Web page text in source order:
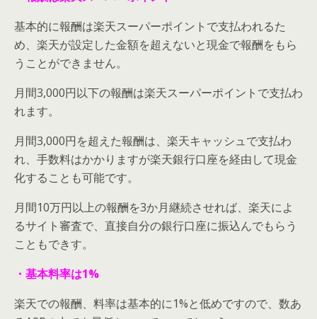
基本的に報酬は楽天スーパーポイントで支払われるた
め、楽天が設定した金額を超えないと現金で報酬をもら
うことができません。
月間3,000円以下の報酬は楽天スーパーポイントで支払わ
れます。
月間3,000円を超えた報酬は、楽天キャッシュで支払わ
れ、手数料はかかりますが楽天銀行口座を経由して現金
化することも可能です。
月間10万円以上の報酬を3か月継続させれば、楽天によ
るサイト審査で、直接自分の銀行口座に振込んでもらう
こともできす。
・基本料率は1%
楽天での報酬、料率は基本的に1%と低めですので、数あ